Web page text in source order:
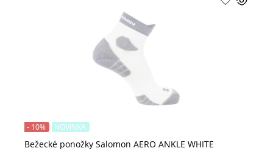
Bežecké ponožky Salomon AERO ANKLE WHITE
- 10% NOVINKA